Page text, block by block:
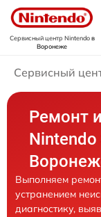
Сервисный центр Nintendoв
Воронеже
Сервисный
Ремонт
Выполняем
устранением
диагностику,